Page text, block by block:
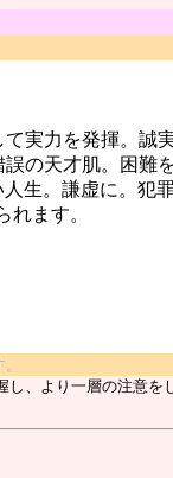
実力を発揮。誠
の天才肌。困難
生。謙虚に。犯
ます。
、より一層の注意を